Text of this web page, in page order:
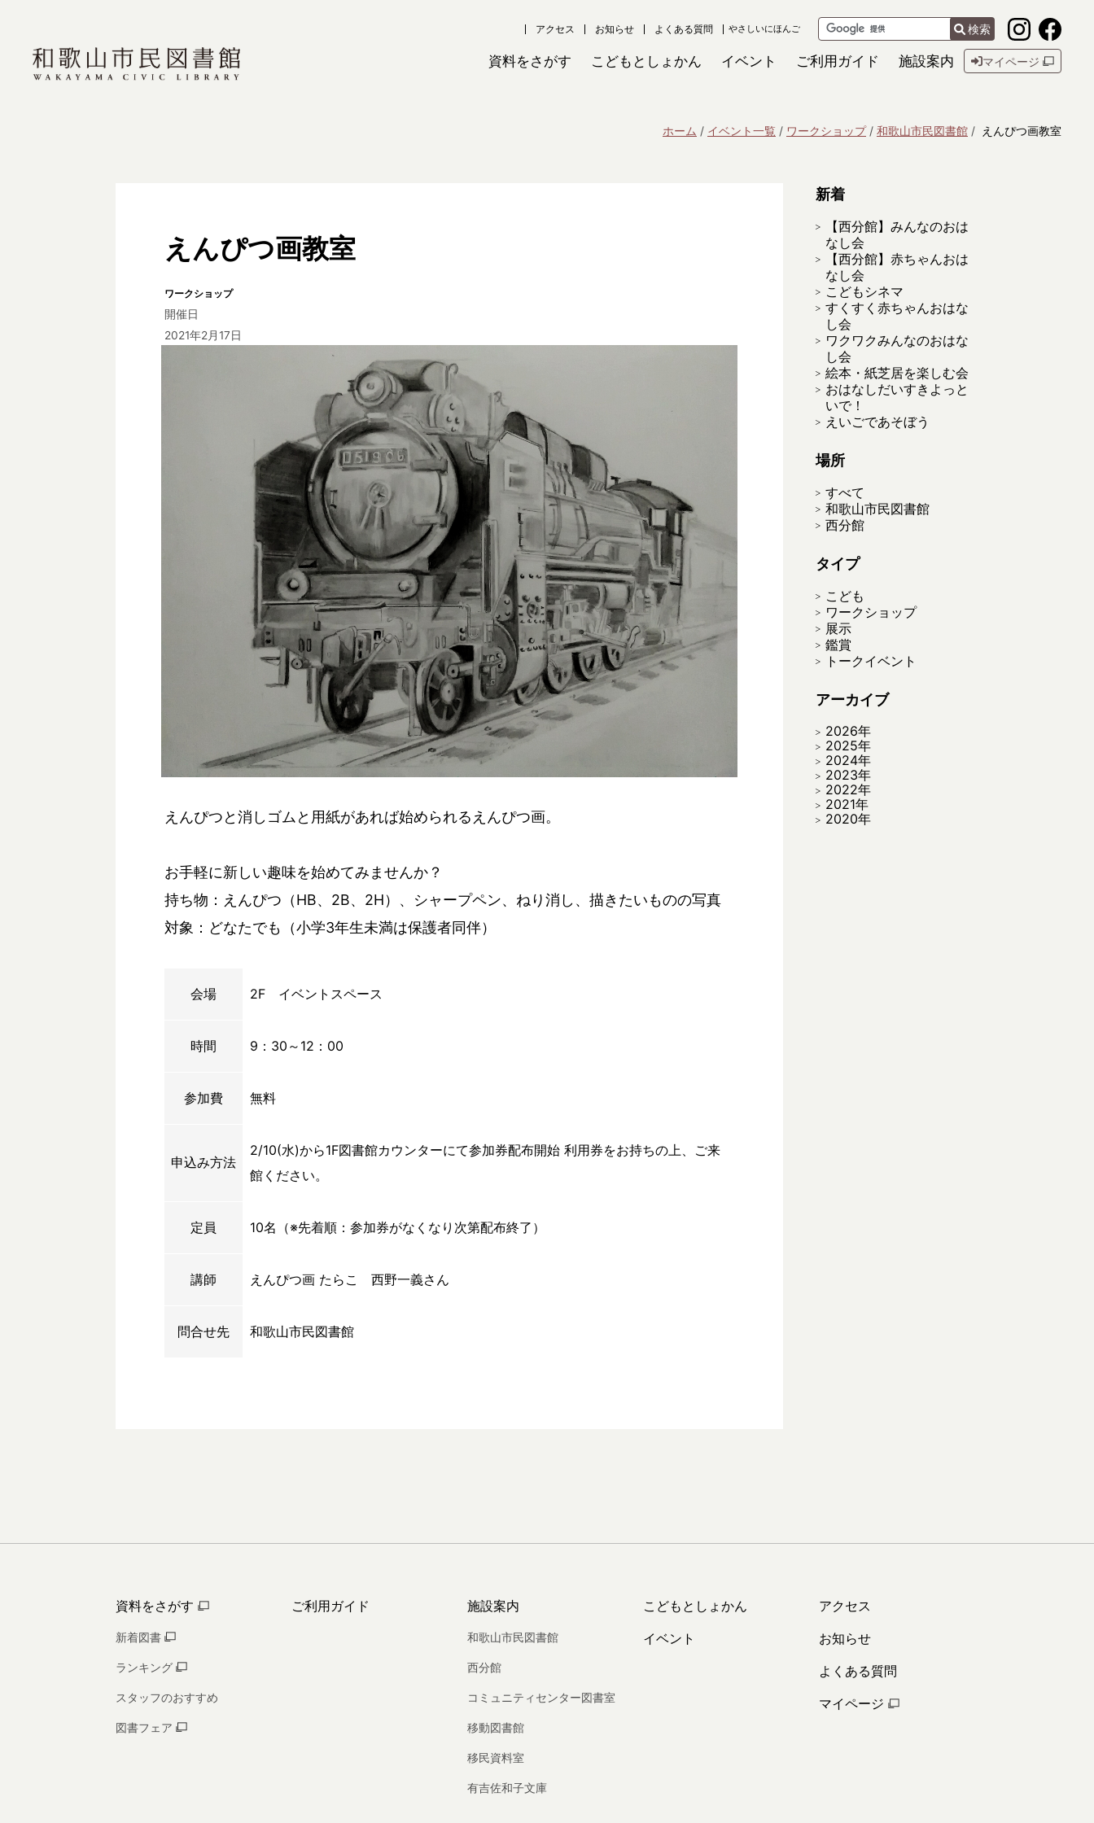
アクセス お知らせ よくある質問 やさしいにほんご 検索
資料をさがす こどもとしょかん イベント ご利用ガイド 施設案内 マイページ
ホーム イベント一覧 ワークショップ 和歌山市民図書館 えんぴつ画教室
えんぴつ画教室
ワークショップ
開催日
2021年2月17日
えんぴつと消しゴムと用紙があれば始められるえんぴつ画。
お手軽に新しい趣味を始めてみませんか？
持ち物：えんぴつ（HB、2B、2H）、シャープペン、ねり消し、描きたいものの写真
対象：どなたでも（小学3年生未満は保護者同伴）
会場 2F イベントスペース
時間 9：30～12：00
参加費 無料
申込み方法
2/10(水)から1F図書館カウンターにて参加券配布開始 利用券をお持ちの上、ご来
館ください。
定員 10名（※先着順：参加券がなくなり次第配布終了）
講師 えんぴつ画 たらこ 西野一義さん
問合せ先 和歌山市民図書館
新着
【西分館】みんなのおは
なし会
【西分館】赤ちゃんおは
なし会
こどもシネマ
すくすく赤ちゃんおはな
し会
ワクワクみんなのおはな
し会
絵本・紙芝居を楽しむ会
おはなしだいすきよっと
いで！
えいごであそぼう
場所
すべて
和歌山市民図書館
西分館
タイプ
こども
ワークショップ
展示
鑑賞
トークイベント
アーカイブ
2026年
2025年
2024年
2023年
2022年
2021年
2020年
資料をさがす
新着図書
ランキング
スタッフのおすすめ
図書フェア
ご利用ガイド 施設案内
和歌山市民図書館
西分館
コミュニティセンター図書室
移動図書館
移民資料室
有吉佐和子文庫
こどもとしょかん
イベント
アクセス
お知らせ
よくある質問
マイページ